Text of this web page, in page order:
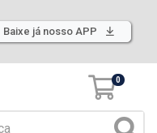
Baixe já nosso APP
0